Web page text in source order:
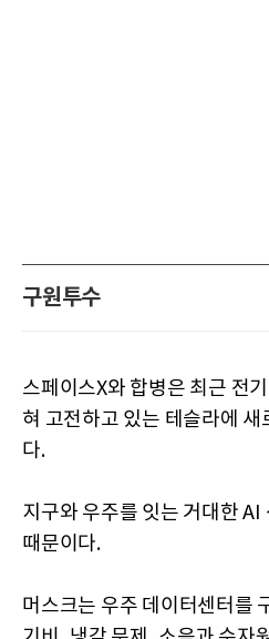
구원투수
스페이스X와 합병은 최근 전
혀 고전하고 있는 테슬라에 새
다.
지구와 우주를 잇는 거대한 AI
때문이다.
머스크는 우주 데이터센터를